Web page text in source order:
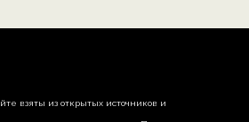
взяты из открытых источников и